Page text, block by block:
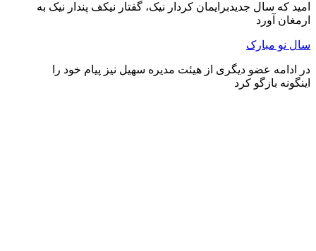
امید که سال جدیدبرایمان کردار نیک، گفتار نیکف پندار نیک به
ارمغان آورد
سال نو مبارک
در ادامه عضو دیگری از هیئت مدیره سهیل نیز پیام خود را
اینگونه بازگو کرد